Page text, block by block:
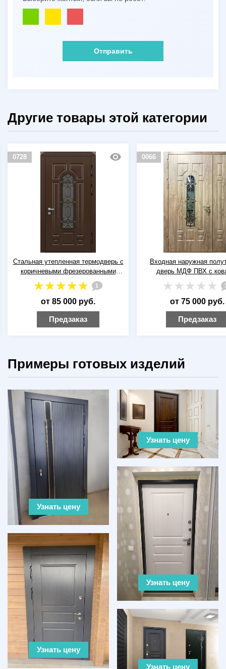
Отправить
Другие товары этой категории
0728
Стальная утепленная термодверь с
коричневыми фрезерованными
плитами МДФ с ковкой и
стеклопакетом
1
от 85 000 руб.
Предзаказ
0066
Входная наружная
дверь МДФ ПВХ с
решеткой и
от 75 000 руб.
Предзаказ
Примеры готовых изделий
Узнать цену
Узнать цену
Узнать цену
Узнать цену
Узнать цену